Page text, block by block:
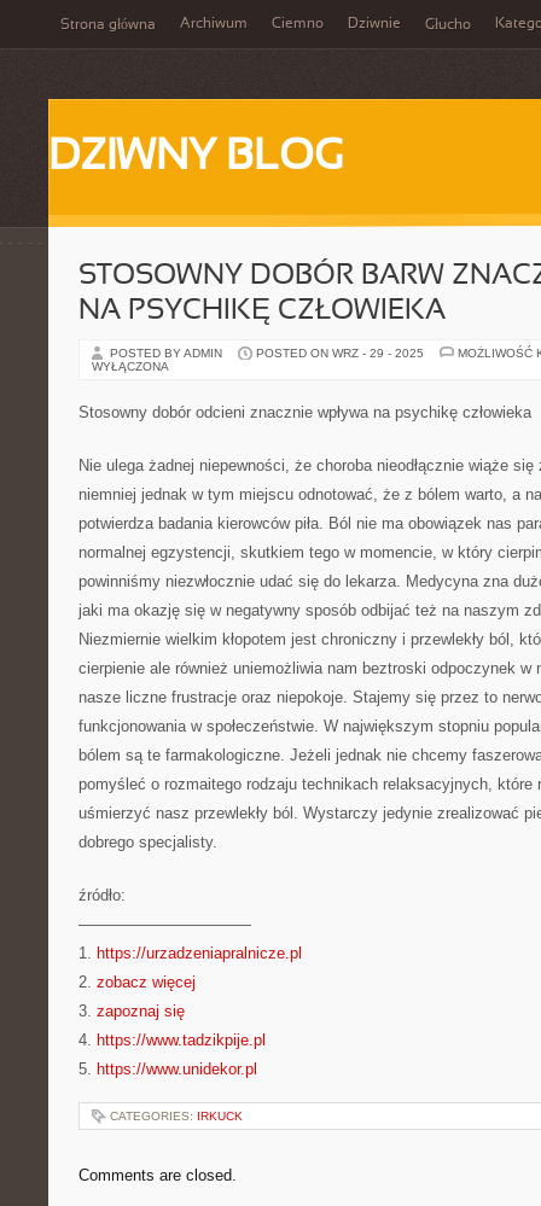
Strona główna Archiwum Ciemno Dziwnie Głucho
DZIWNY BLOG
STOSOWNY DOBÓR BARW
NA PSYCHIKĘ CZŁOWIEKA
POSTED BY ADMIN POSTED ON WRZ - 29 - 2025
MOŻLIWOŚĆ
WYŁĄCZONA
Stosowny dobór odcieni znacznie wpływa na psychikę człowieka
Nie ulega żadnej niepewności, że choroba nieodłącznie wiąże się
niemniej jednak w tym miejscu odnotować, że z bólem warto, a
potwierdza badania kierowców piła. Ból nie ma obowiązek nas
normalnej egzystencji, skutkiem tego w momencie, w który
powinniśmy niezwłocznie udać się do lekarza. Medycyna zna
jaki ma okazję się w negatywny sposób odbijać też na naszym
Niezmiernie wielkim kłopotem jest chroniczny i przewlekły ból,
cierpienie ale również uniemożliwia nam beztroski odpoczynek
nasze liczne frustracje oraz niepokoje. Stajemy się przez to
funkcjonowania w społeczeństwie. W największym stopniu
bólem są te farmakologiczne. Jeżeli jednak nie chcemy
pomyśleć o rozmaitego rodzaju technikach relaksacyjnych, które
uśmierzyć nasz przewlekły ból. Wystarczy jedynie zrealizować
dobrego specjalisty.
źródło:
———————————
1. https://urzadzeniapralnicze.pl
2. zobacz więcej
3. zapoznaj się
4. https://www.tadzikpije.pl
5. https://www.unidekor.pl
CATEGORIES: IRKUCK
Comments are closed.